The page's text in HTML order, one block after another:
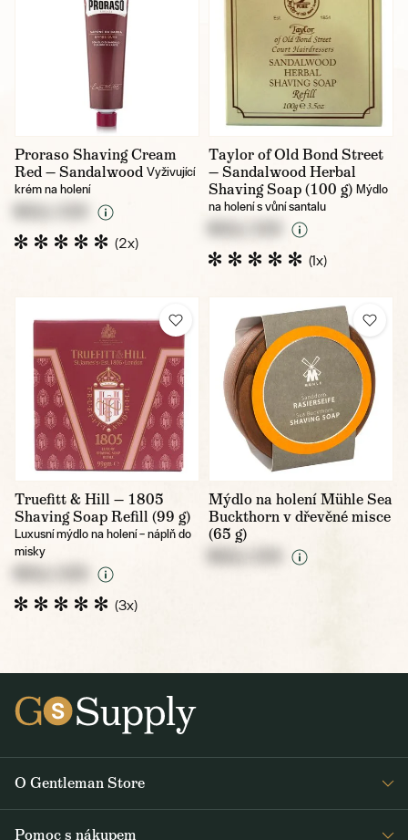
Proraso Shaving Cream
Red — Sandalwood Vyživující
krém na holení
(2x)
Taylor of Old Bond Street
— Sandalwood Herbal
Shaving Soap (100 g) Mýdlo
na holení s vůní santalu
(1x)
Truefitt & Hill — 1805
Shaving Soap Refill (99 g)
Luxusní mýdlo na holení – náplň do
misky
(3x)
Mýdlo na holení Mühle Sea
Buckthorn v dřevěné misce
(65 g)
O Gentleman Store
Pomoc s nákupem